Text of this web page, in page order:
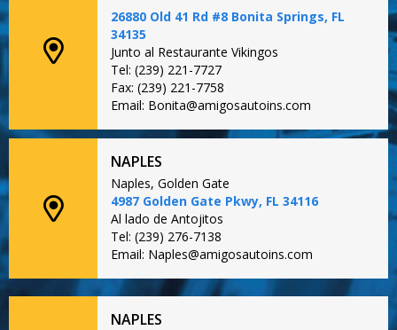
26880 Old 41 Rd #8 Bonita Springs, FL
34135
Junto al Restaurante Vikingos
Tel: (239) 221-7727
Fax: (239) 221-7758
Email: Bonita@amigosautoins.com
NAPLES
Naples, Golden Gate
4987 Golden Gate Pkwy, FL 34116
Al lado de Antojitos
Tel: (239) 276-7138
Email: Naples@amigosautoins.com
NAPLES